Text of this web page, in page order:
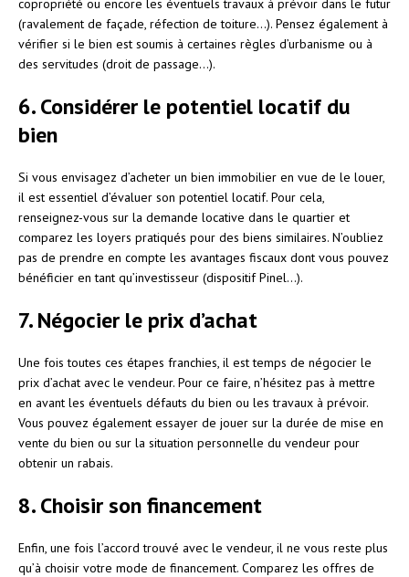
(ravalement de façade, réfection de toiture…). Pensez également à
vérifier si le bien est soumis à certaines règles d’urbanisme ou à
des servitudes (droit de passage…).
6. Considérer le potentiel locatif du
bien
Si vous envisagez d’acheter un bien immobilier en vue de le louer,
il est essentiel d’évaluer son potentiel locatif. Pour cela,
renseignez-vous sur la demande locative dans le quartier et
comparez les loyers pratiqués pour des biens similaires. N’oubliez
pas de prendre en compte les avantages fiscaux dont vous pouvez
bénéficier en tant qu’investisseur (dispositif Pinel…).
7. Négocier le prix d’achat
Une fois toutes ces étapes franchies, il est temps de négocier le
prix d’achat avec le vendeur. Pour ce faire, n’hésitez pas à mettre
en avant les éventuels défauts du bien ou les travaux à prévoir.
Vous pouvez également essayer de jouer sur la durée de mise en
vente du bien ou sur la situation personnelle du vendeur pour
obtenir un rabais.
8. Choisir son financement
Enfin, une fois l’accord trouvé avec le vendeur, il ne vous reste plus
qu’à choisir votre mode de financement. Comparez les offres de